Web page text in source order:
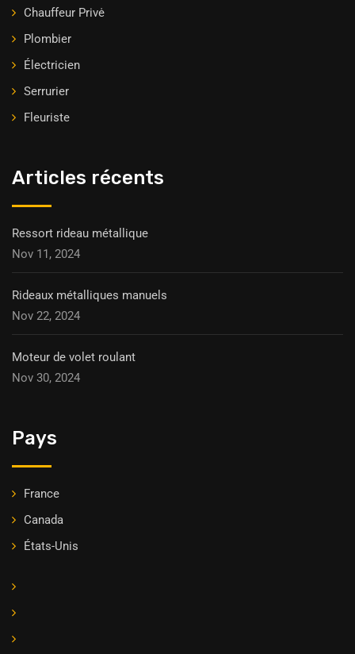
Chauffeur Privė
Plombier
Électricien
Serrurier
Fleuriste
Articles récents
Ressort rideau métallique
Nov 11, 2024
Rideaux métalliques manuels
Nov 22, 2024
Moteur de volet roulant
Nov 30, 2024
Pays
France
Canada
États-Unis